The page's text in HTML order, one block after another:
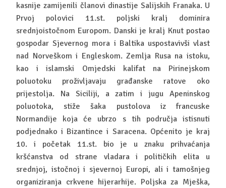
kasnije zamijenili članovi dinastije Salijskih Franaka. U
Prvoj polovici 11.st. poljski kralj dominira
srednjoistočnom Europom. Danski je kralj Knut postao
gospodar Sjevernog mora i Baltika uspostavivši vlast
nad Norveškom i Engleskom. Zemlja Rusa na istoku,
kao i islamski Omjedski kalifat na Pirinejskom
poluotoku proživljavaju građanske ratove oko
prijestolja. Na Siciliji, a zatim i jugu Apeninskog
poluotoka, stiže šaka pustolova iz francuske
Normandije koja će ubrzo s tih područja istisnuti
podjednako i Bizantince i Saracena. Općenito je kraj
10. i početak 11.st. bio je u znaku prihvaćanja
kršćanstva od strane vladara i političkih elita u
srednjoj, istočnoj i sjevernoj Europi, ali i tamošnjeg
organiziranja crkvene hijerarhije. Poljska za Mješka,